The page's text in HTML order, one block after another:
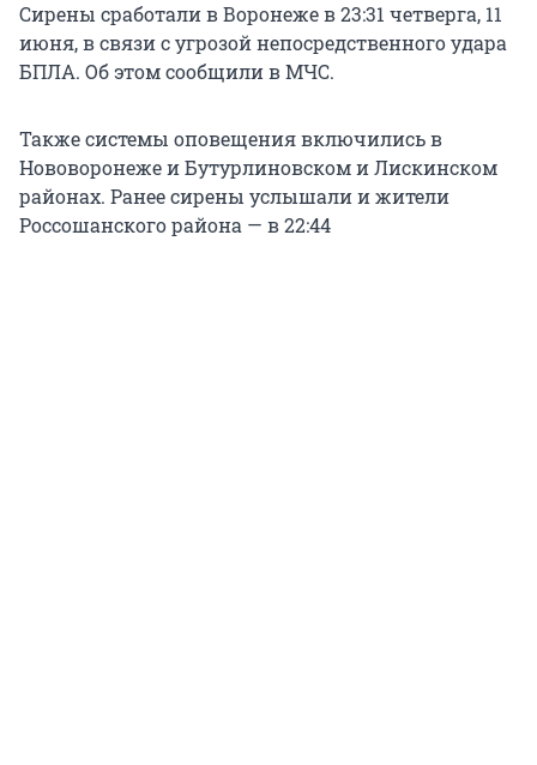
Сирены сработали в Воронеже в 23:31 четверга, 11
июня, в связи с угрозой непосредственного удара
БПЛА. Об этом сообщили в МЧС.
Также системы оповещения включились в
Нововоронеже и Бутурлиновском и Лискинском
районах. Ранее сирены услышали и жители
Россошанского района — в 22:44